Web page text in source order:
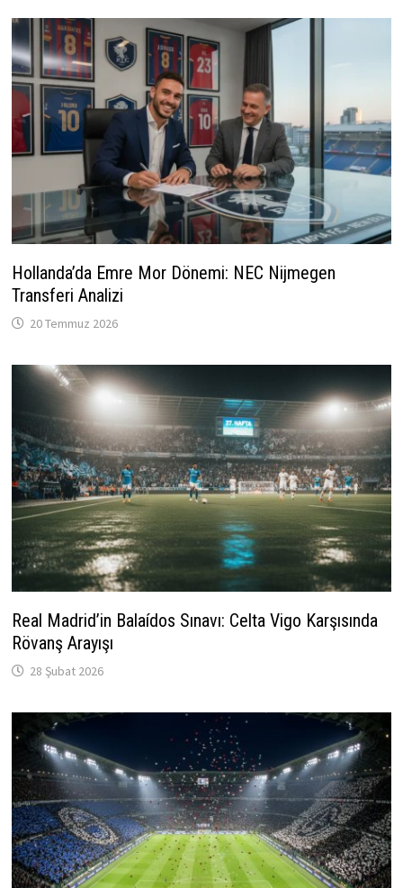
Hollanda’da Emre Mor Dönemi: NEC Nijmegen
Transferi Analizi
20 Temmuz 2026
Real Madrid’in Balaídos Sınavı: Celta Vigo Karşısında
Rövanş Arayışı
28 Şubat 2026